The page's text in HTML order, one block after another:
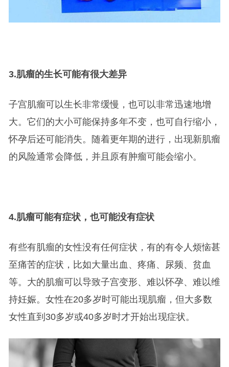
3.肌瘤的生长可能有很大差异
子宫肌瘤可以生长非常缓慢，也可以非常迅速地增
大。它们的大小可能保持多年不变，也可自行缩小，
怀孕后还可能消失。随着更年期的进行，出现新肌瘤
的风险通常会降低，并且原有肿瘤可能会缩小。
4.肌瘤可能有症状，也可能没有症状
有些有肌瘤的女性没有任何症状，有的有令人烦恼甚
至痛苦的症状，比如大量出血、疼痛、尿频、贫血
等。大的肌瘤可以导致子宫变形、难以怀孕、难以维
持妊娠。女性在20多岁时可能出现肌瘤，但大多数
女性直到30多岁或40多岁时才开始出现症状。